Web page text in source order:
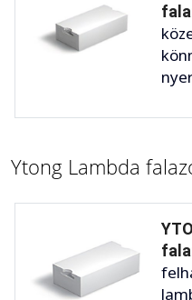
Ytong Lambda